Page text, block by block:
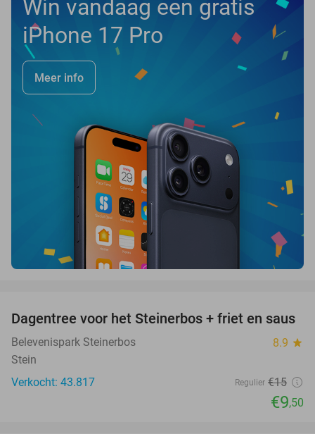
Win vandaag een gratis
iPhone 17 Pro
Meer info
37%
Dagentree voor het Steinerbos + friet en saus
Belevenispark Steinerbos 8.9 star
Stein
Verkocht: 43.817
Regulier €15
€9,50